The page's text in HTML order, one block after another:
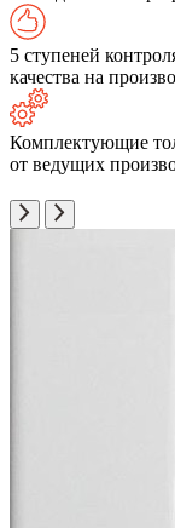
5 ступеней
качества на
Комплектующие
от ведущих